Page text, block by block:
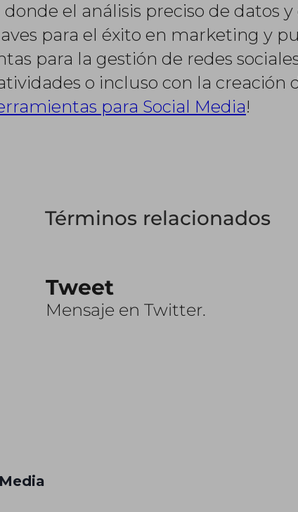
el análisis preciso de datos
para el éxito en marketing y
para la gestión de redes
o incluso con la creación
para Social Media!
Términos relacionados
Tweet
Mensaje en Twitter.